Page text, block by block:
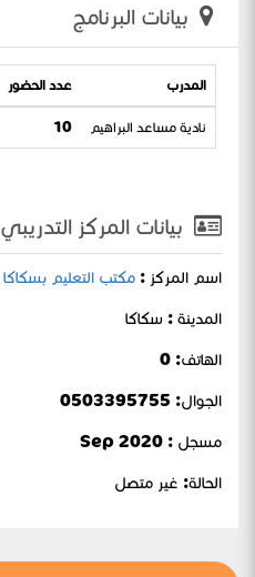
بيانات البرنامج
المدرب عدد الحضور
نادية مساعد البراهيم 10
بيانات المركز التدريبي
اسم المركز : مكتب التعليم بسكاكا
المدينة : سكاكا
الهاتف: 0
الجوال:
مسجل : Sep 2020
الحالة: غير متصل